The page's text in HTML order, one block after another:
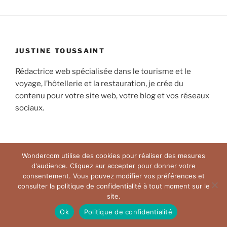
JUSTINE TOUSSAINT
Rédactrice web spécialisée dans le tourisme et le
voyage, l’hôtellerie et la restauration, je crée du
contenu pour votre site web, votre blog et vos réseaux
sociaux.
Politique de confidentialité
Fièrement propulsé par
WordPress
Wondercom utilise des cookies pour réaliser des mesures
d'audience. Cliquez sur accepter pour donner votre
consentement. Vous pouvez modifier vos préférences et
consulter la politique de confidentialité à tout moment sur le
site.
Ok
Politique de confidentialité